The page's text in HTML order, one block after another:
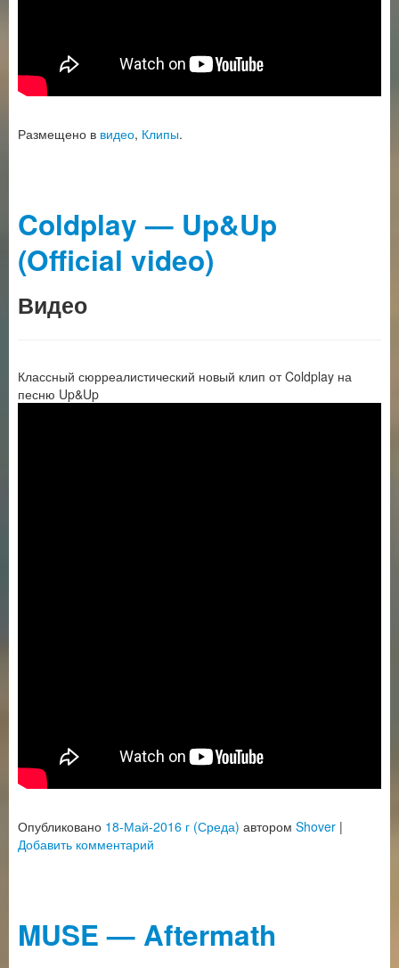
Размещено в видео, Клипы.
Coldplay — Up&Up
(Official video)
Видео
Классный сюрреалистический новый клип от Coldplay на
песню Up&Up
Опубликовано 18-Май-2016 г (Среда) автором Shover |
Добавить комментарий
MUSE — Aftermath